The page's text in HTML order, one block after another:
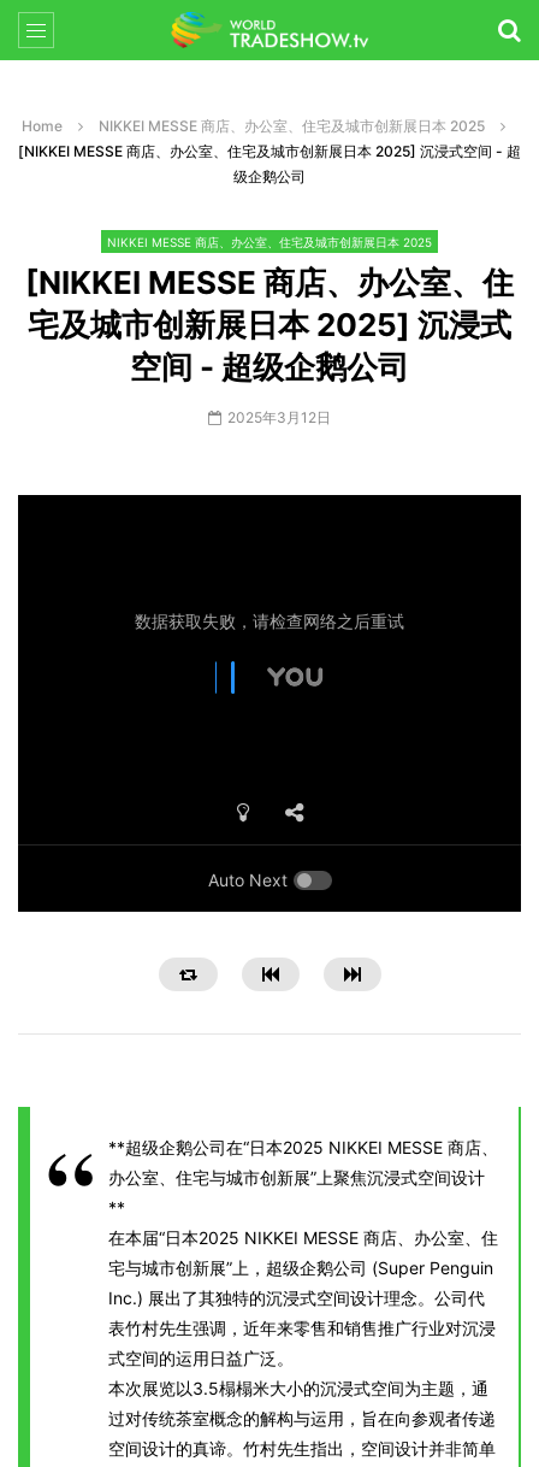
Home
NIKKEI MESSE 商店、办公室、住宅及城市创新展日本 2025
[NIKKEI MESSE 商店、办公室、住宅及城市创新展日本 2025] 沉浸式空间 - 超
级企鹅公司
NIKKEI MESSE 商店、办公室、住宅及城市创新展日本 2025
[NIKKEI MESSE 商店、办公室、住
宅及城市创新展日本 2025] 沉浸式
空间 - 超级企鹅公司
2025年3月12日
Auto Next
**超级企鹅公司在“日本2025 NIKKEI MESSE 商店、
办公室、住宅与城市创新展”上聚焦沉浸式空间设计
**
在本届“日本2025 NIKKEI MESSE 商店、办公室、住
宅与城市创新展”上，超级企鹅公司 (Super Penguin
Inc.) 展出了其独特的沉浸式空间设计理念。公司代
表竹村先生强调，近年来零售和销售推广行业对沉浸
式空间的运用日益广泛。
本次展览以3.5榻榻米大小的沉浸式空间为主题，通
过对传统茶室概念的解构与运用，旨在向参观者传递
空间设计的真谛。竹村先生指出，空间设计并非简单